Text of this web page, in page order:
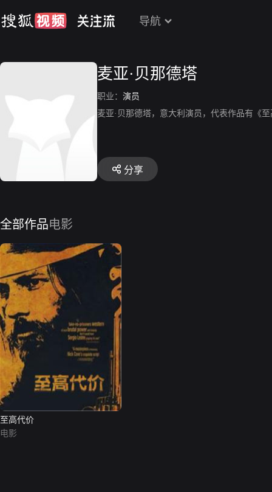
导航
麦亚·贝那德塔
职业： 演员
麦亚·贝那德塔，意大利演员，代表作品有《
分享
全部作品电影
至高代价
电影